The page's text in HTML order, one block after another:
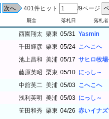
401件ヒット /9ページ
厩舎 落札日 落札者
西園翔太 栗東 05/31 Yasmin
千田輝彦 栗東 05/24 こへこへ
池上昌和 美浦 05/17 サヒロ牧
藤原英昭 栗東 05/10 にっし～
中舘英二 美浦 05/03 こへこへ
浅利英明 美浦 05/03 にっし～
笹田和秀 栗東 04/26 赤いイナ